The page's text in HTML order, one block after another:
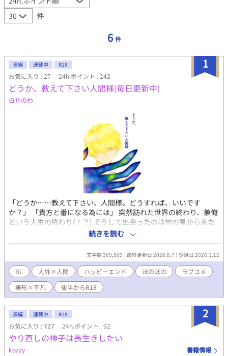
件
6 件
1
長編 連載中 R18
お気に入り : 27 24h.ポイント : 242
どうか、教えて下さい人間様(毎日更新中)
白井のわ
「どうか……教えて下さい、人間様。どうすれば、いいです
か？」 「貴方と番になる為には」 突然訪れた世界の終わり、兼俺
という人生の終わり(！？) そうして出会ったのは他の星から来た
と言う異星人。見た目は人間、それもいわゆるイケメン。けれど
も、その長身のほとんどを覆い隠しているコートの裾から這い出
ていて黒い手は、俺一人くらいハムスターのごとく握り込んでし
まえそうで。 「貴方が、カイト様が好きです！ 貴方の番になり
たいんです！！」 限られた交流期間。向けられる真っ直ぐな想い
につい応えたくなってしまうのは、その瞳に魅入られてしまって
いるから？ 彼の熱意が新鮮だからか？ 「っ……じゃ、じゃ
あ……少し、試してみるか……？」 「その……それっぽいこ
と……？ ……お前としてみて、俺が……嫌じゃないか、試して
みるっていうか……」 創作BL、人外×人間。 【後半のお話に、一
部性的な描写を含むものがあります。R18指定のお話にはタイト
ルに★を付けます。】
続きを読む
文字数 369,569 最終更新日 2026.8.7 登録日 2026.1.12
BL 人外×人間 ハッピーエンド ほのぼの
ラブコメ
美形×平凡
後半からR18
2
長編 連載中 R18
お気に入り : 727 24h.ポイント : 92
やり直しの神子は長生きしたい
kozzy 書籍情報